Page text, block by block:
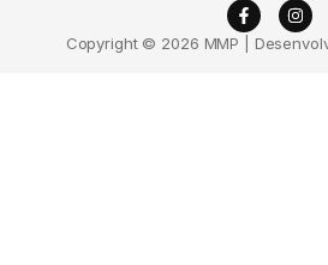
Copyright © 2026 MMP |